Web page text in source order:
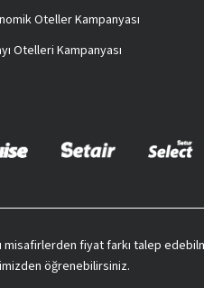
Oteller Kampanyası
Otelleri Kampanyası
fiyat farkı talep
öğrenebilirsiniz.